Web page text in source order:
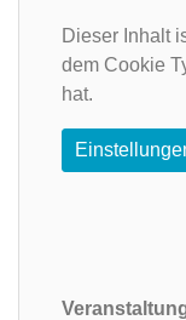
Dieser Inhalt
dem Cookie
hat.